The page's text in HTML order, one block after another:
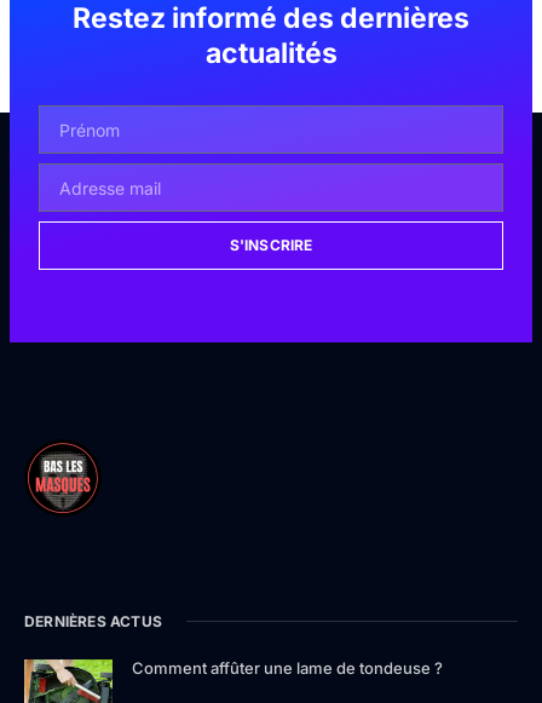
Restez informé des dernières
actualités
S'INSCRIRE
DERNIÈRES ACTUS
Comment affûter une lame de tondeuse ?